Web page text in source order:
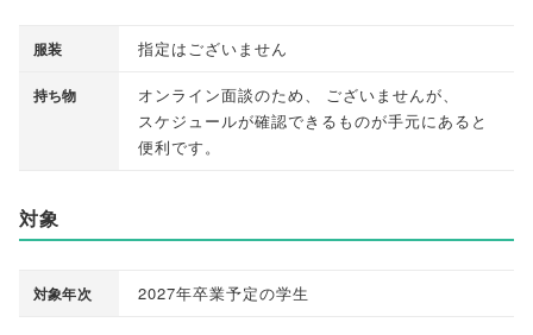
服装 指定はございません
持ち物 オンライン面談のため、 ございませんが、
スケジュールが確認できるものが手元にあると
便利です。
対象
対象年次 2027年卒業予定の学生